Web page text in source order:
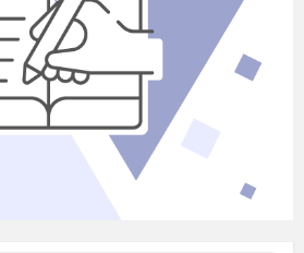
пір року?
за природою допомогли людині
і мети уроку